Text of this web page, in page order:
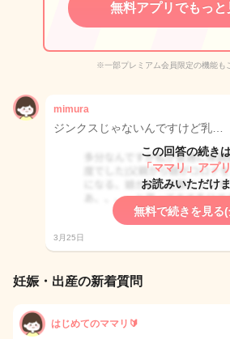
無料アプリでもっと
※一部プレミアム会員限定の機能も
mimura
ジンクスじゃないんですけど乳…
この回答の続き
「ママリ」アプリ
お読みいただけ
無料で続きを見る
3月25日
妊娠・出産の新着質問
はじめてのママリ🔰